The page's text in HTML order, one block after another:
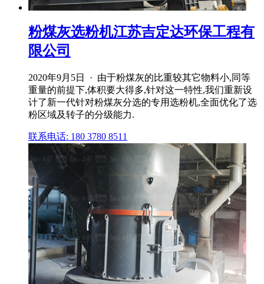
粉煤灰选粉机江苏吉定达环保工程有
限公司
2020年9月5日 · 由于粉煤灰的比重较其它物料小,同等
重量的前提下,体积要大得多,针对这一特性,我们重新设
计了新一代针对粉煤灰分选的专用选粉机,全面优化了选
粉区域及转子的分级能力.
联系电话: 180 3780 8511